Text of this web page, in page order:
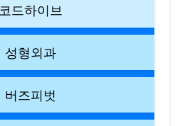
코드하이브
성형외과
버즈피벗